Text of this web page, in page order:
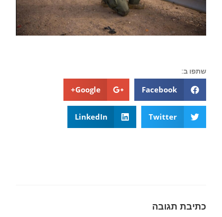
שתפו ב:
Facebook
Google+
Twitter
LinkedIn
כתיבת תגובה